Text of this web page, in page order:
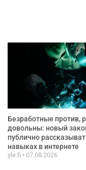
Безработные против,
довольны: новый
публично
навыках в интернете
yle.fi 07.08.2026